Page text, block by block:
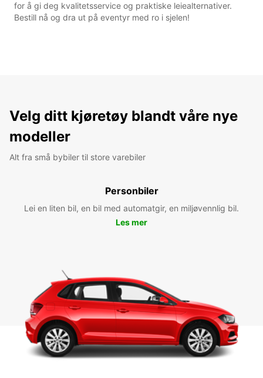
for å gi deg kvalitetsservice og praktiske leiealternativer.
Bestill nå og dra ut på eventyr med ro i sjelen!
Velg ditt kjøretøy blandt våre nye
modeller
Alt fra små bybiler til store varebiler
Personbiler
Lei en liten bil, en bil med automatgir, en miljøvennlig bil.
Les mer